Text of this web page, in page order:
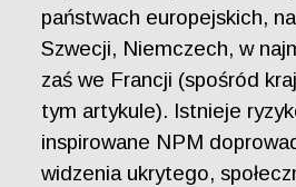
państwach europejskich,
Szwecji, Niemczech, w
zaś we Francji (spośród
tym artykule). Istnieje
inspirowane NPM
widzenia ukrytego,